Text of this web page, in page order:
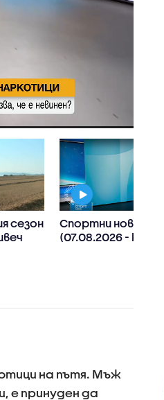
сезон
Спортни новини
(07.08.2026 - късна)
на пътя. Мъж
е принуден да